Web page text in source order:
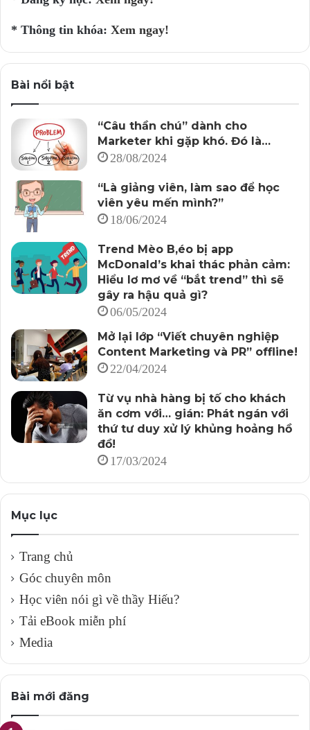
Đối tượng được phỏng vấn có thể là chủ doanh nghiệp,
chuyên gia trong lĩnh vực mà doanh nghiệp hoạt động,
Để quá trình phỏng vấn đạt hiệu quả, người viết cần tìm
hiểu nhân vật (hoàn cảnh, đặc điểm…) trước khi lên bộ
câu hỏi.
Bộ câu hỏi nói trên cần được chuẩn bị trước, để đảm
bảo tạo ra một bố cục hoàn chỉnh (có mở, thân, kết),
cũng như tránh lạc đề.
Đặc biệt, người viết cần tinh ý (sẵn sàng tinh thần tùy
biến), để phát hiện chi tiết độc đáo, thú vị, khi nghe
câu chuyện/thông tin mà nhân vật chia sẻ. Đó là cơ sở
để khai thác sâu hơn, lấy được chi tiết đắt giá (bên
cạnh bộ câu hỏi đã chuẩn bị trước).
Khi về, người viết phải phân tích dữ liệu thu được để có
cách trình bày khoa học, hợp lý, dễ hiểu và dễ đọc.
*****
Trong quy trình sản xuất Content gốc cho doanh nghiệp,
để thực hiện các mục tiêu Marketing, PR, Thương
hiệu… thì kỹ năng phỏng vấn là điều không thể thiếu.
vấn, hoặc cảm thấy lúng túng khi đặt câu hỏi, thì thật
đáng tiếc! Bởi bạn đã không biết khai thác thứ “vũ khí”
đầy sức mạnh trong cuộc chiến tạo ra giá trị thông tin
cho độc giả.
Tác giả: Trung Hiếu – vietchuyennghiep.vn
Kỳ 2: Áp dụng kỹ năng phỏng vấn vào Content (2):
Tham khảo một case cụ thể!
* Thông tin khóa: Xem ngay!
Bài nổi bật
“Câu thần chú” dành cho
Marketer khi gặp khó. Đó là…
28/08/2024
“Là giảng viên, làm sao để học
viên yêu mến mình?”
18/06/2024
Trend Mèo B,éo bị app
McDonald’s khai thác phản cảm:
Hiểu lơ mơ về “bắt trend” thì sẽ
gây ra hậu quả gì?
06/05/2024
Mở lại lớp “Viết chuyên nghiệp
Content Marketing và PR” offline!
22/04/2024
Từ vụ nhà hàng bị tố cho khách
ăn cơm với… gián: Phát ngán với
thứ tư duy xử lý khủng hoảng hồ
đồ!
17/03/2024
Mục lục
Trang chủ
Góc chuyên môn
Học viên nói gì về thầy Hiếu?
Tải eBook miễn phí
Media
Bài mới đăng